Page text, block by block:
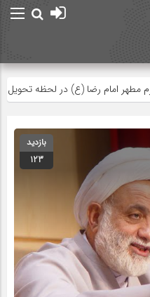
امام رضا (ع) در لحظه تحویل سال
بازدید
123